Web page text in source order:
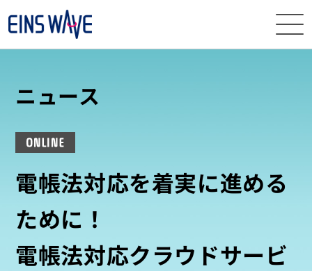
イベント・ セミナー
サービス
導入事例
ナレッジ
EINSWAVEとは
ニュース
電帳法対応を着実に進める
ために！
電帳法対応クラウドサービ